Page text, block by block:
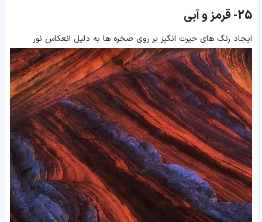
25- قرمز و آبی
ایجاد رنگ های حیرت انگیز بر روی صخره ها به دلیل انعکاس نور